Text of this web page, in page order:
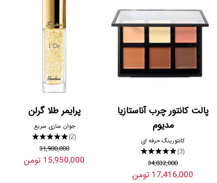
پالت کانتور چرب آناستازیا
مدیوم
کانتورینگ حرفه ای
★★★★★(3)
34,832,000
17,416,000 تومن
پرایمر طلا گرلن
جوان سازی سریع
★★★★★(2)
31,900,000
15,950,000 تومن